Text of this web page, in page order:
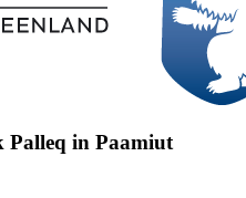
in Paamiut